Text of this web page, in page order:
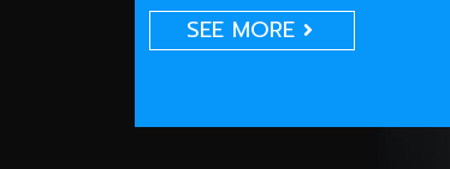
SEE MORE